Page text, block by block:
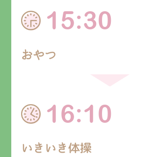
15:30
おやつ
16:10
いきいき体操